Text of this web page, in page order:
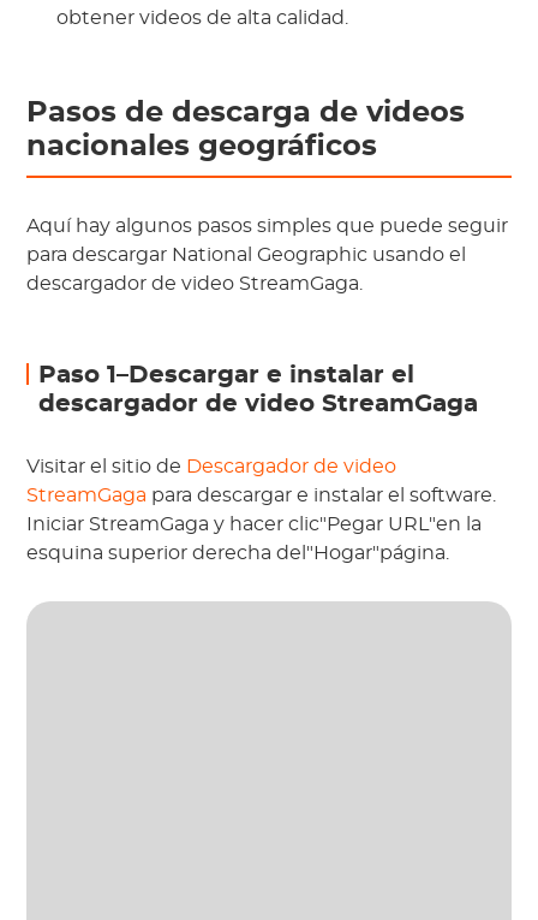
obtener videos de alta calidad.
Pasos de descarga de videos
nacionales geográficos
Aquí hay algunos pasos simples que puede seguir
para descargar National Geographic usando el
descargador de video StreamGaga.
Paso 1–Descargar e instalar el
descargador de video StreamGaga
Visitar el sitio de Descargador de video
StreamGaga para descargar e instalar el software.
Iniciar StreamGaga y hacer clic"Pegar URL"en la
esquina superior derecha del"Hogar"página.